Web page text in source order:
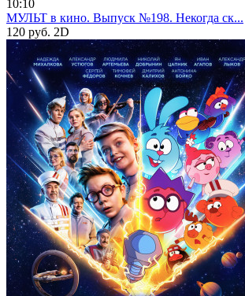
10:10
МУЛЬТ в кино. Выпуск №198. Некогда ск...
120 руб. 2D